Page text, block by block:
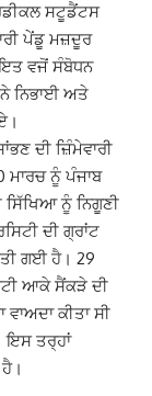
ਸਟੂਡੈਂਟਸ
ਪੇਂਡੂ ਮਜ਼ਦੂਰ
ਵਜੋਂ ਸੰਬੋਧਨ
ਨਿਭਾਈ ਅਤੇ
ਦੀ ਜ਼ਿੰਮੇਵਾਰੀ
ਮਾਰਚ ਨੂੰ ਪੰਜਾਬ
ਸਿੱਖਿਆ ਨੂੰ ਨਿਗੂਣੀ
ਦੀ ਗ੍ਰਾਂਟ
ਗਈ ਹੈ। 29
ਆਕੇ ਸੈਂਕੜੇ ਦੀ
ਵਾਅਦਾ ਕੀਤਾ ਸੀ
ਇਸ ਤਰ੍ਹਾਂ